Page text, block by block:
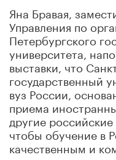
Яна Бравая,
Управления по
Петербургского
университета,
выставки, что
государственный
вуз России,
приема
другие российские
чтобы обучение в
качественным и